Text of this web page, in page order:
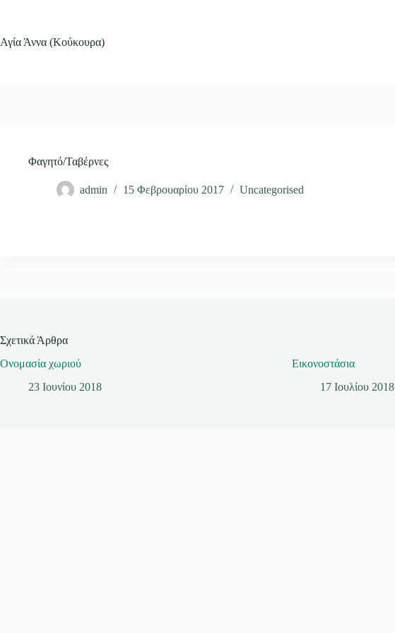
Αγία Άννα (Κούκουρα)
Φαγητό/Ταβέρνες
admin 15 Φεβρουαρίου 2017 Uncategorised
Σχετικά Άρθρα
Ονομασία χωριού
23 Ιουνίου 2018
Εικονοστάσια
17 Ιουλίου 2018